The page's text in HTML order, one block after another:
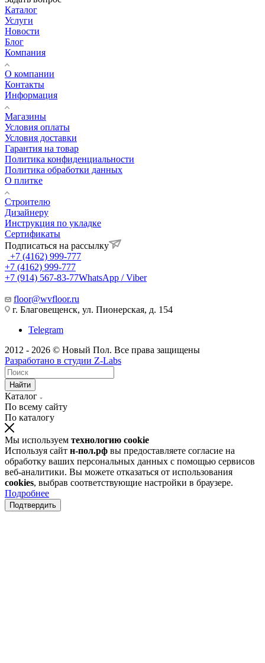
Каталог
Услуги
Новости
Блог
Компания
О компании
Контакты
Информация
Магазины
Условия оплаты
Условия доставки
Гарантия на товар
Политика конфиденциальности
Политика обработки данных
О плитке
Строителю
Дизайнеру
Инструкция по укладке
Сертификаты
Подписаться на рассылку
+7 (4162) 999-777
+7 (4162) 999-777
+7 (914) 567-83-77WhatsApp / Viber
floor@wvfloor.ru
г. Благовещенск, ул. Пионерская, д. 154
Telegram
2012 - 2026 © Новый Пол. Все права защищены
Разработано в студии Z-Labs
Найти
Каталог
По всему сайту
По каталогу
Мы используем технологию cookie
Используя сайт н-пол.рф вы предоставляете согласие на
обработку ваших персональных данных с помощью сервисов
веб-аналитики. Вы можете отказаться от использования
cookies, выбрав соответствующие настройки в браузере.
Подробнее
Подтвердить